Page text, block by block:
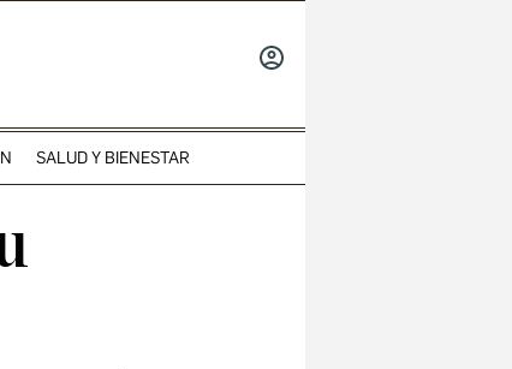
SALUD Y BIENESTAR